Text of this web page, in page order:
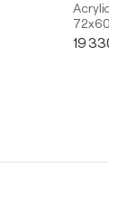
72x60in
19 330